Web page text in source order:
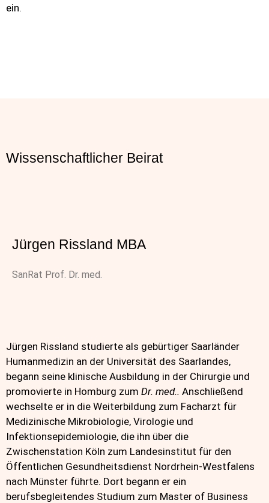
ein.
Wissenschaftlicher Beirat
Jürgen Rissland​ MBA
SanRat Prof. Dr. med.
Jürgen Rissland studierte als gebürtiger Saarländer
Humanmedizin an der Universität des Saarlandes,
begann seine klinische Ausbildung in der Chirurgie und
promovierte in Homburg zum Dr. med.. Anschließend
wechselte er in die Weiterbildung zum Facharzt für
Medizinische Mikrobiologie, Virologie und
Infektionsepidemiologie, die ihn über die
Zwischenstation Köln zum Landesinstitut für den
Öffentlichen Gesundheitsdienst Nordrhein-Westfalens
nach Münster führte. Dort begann er ein
berufsbegleitendes Studium zum Master of Business